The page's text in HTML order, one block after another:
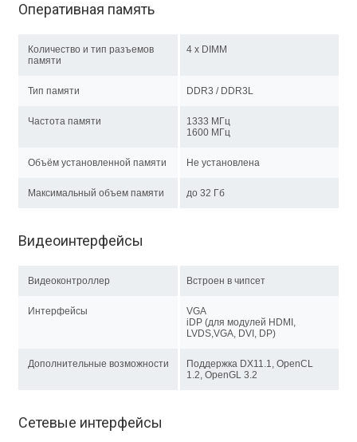
Оперативная память
Количество и тип разъемов
памяти
4 x DIMM
Тип памяти DDR3 / DDR3L
Частота памяти
1333 МГц
1600 МГц
Объём установленной памяти Не установлена
Максимальный объем памяти до 32 Гб
Видеоинтерфейсы
Видеоконтроллер Встроен в чипсет
Интерфейсы
VGA
iDP (для модулей HDMI,
LVDS,VGA, DVI, DP)
Дополнительные возможности
Поддержка DX11.1, OpenCL
1.2, OpenGL 3.2
Сетевые интерфейсы